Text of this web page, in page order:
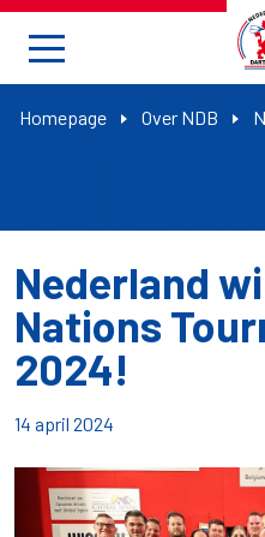
Homepage Over NDB
Nederland
Nations
2024!
14 april 2024